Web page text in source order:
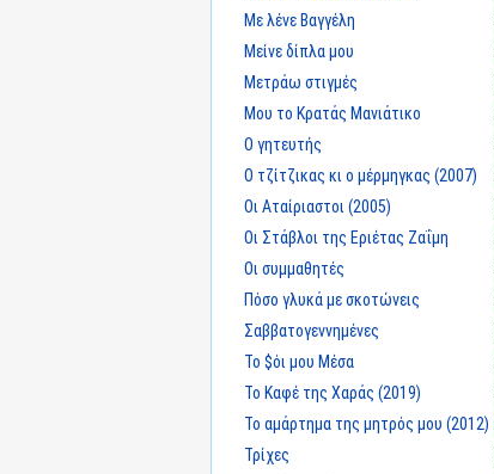
Με λένε Βαγγέλη
Μείνε δίπλα μου
Μετράω στιγμές
Μου το Κρατάς Μανιάτικο
Ο γητευτής
Ο τζίτζικας κι ο μέρμηγκας (2007)
Οι Αταίριαστοι (2005)
Οι Στάβλοι της Εριέτας Ζαΐμη
Οι συμμαθητές
Πόσο γλυκά με σκοτώνεις
Σαββατογεννημένες
Το $όι μου Μέσα
Το Καφέ της Χαράς (2019)
Το αμάρτημα της μητρός μου (2012)
Τρίχες